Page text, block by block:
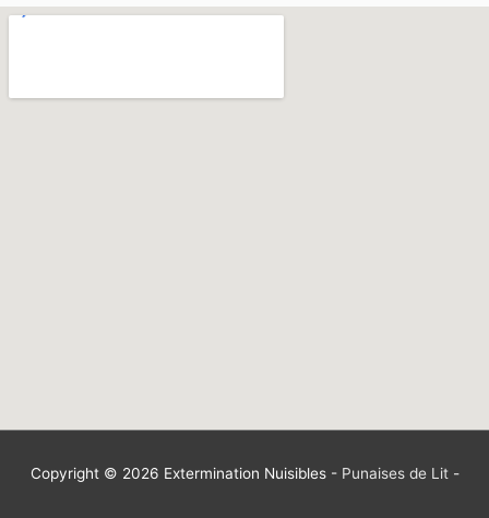
Copyright © 2026 Extermination Nuisibles- Punaises de Lit-